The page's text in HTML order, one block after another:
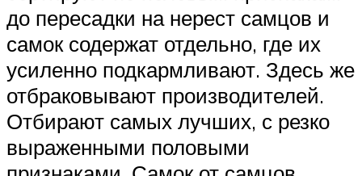
до пересадки на нерест самцов и
самок содержат отдельно, где их
усиленно подкармливают. Здесь же
отбраковывают производителей.
Отбирают самых лучших, с резко
выраженными половыми